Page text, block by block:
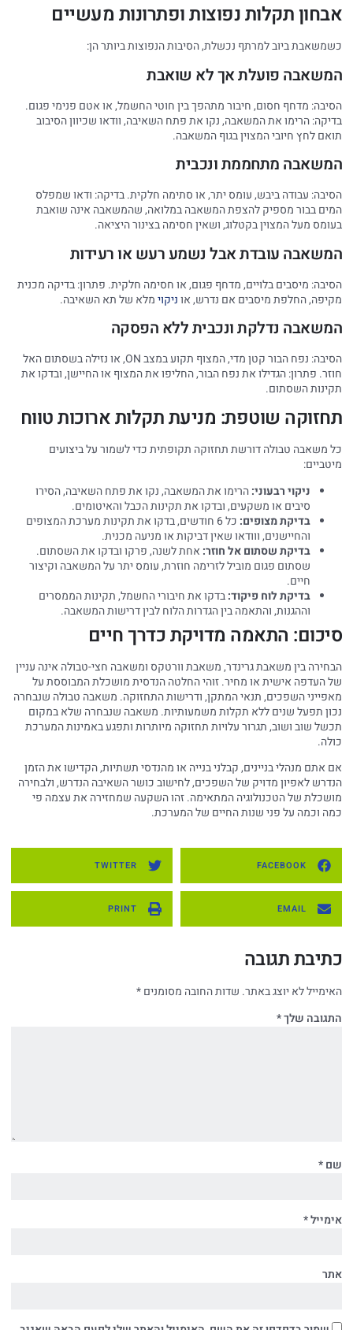
אבחון תקלות נפוצות ופתרונות מעשיים
כשמשאבת ביוב למרתף נכשלת, הסיבות הנפוצות ביותר הן:
המשאבה פועלת אך לא שואבת
הסיבה: מדחף חסום, חיבור מתהפך בין חוטי החשמל, או אטם פנימי פגום.
בדיקה: הרימו את המשאבה, נקו את פתח השאיבה, וודאו שכיוון הסיבוב
תואם לחץ חיובי המצוין בגוף המשאבה.
המשאבה מתחממת ונכבית
הסיבה: עבודה ביבש, עומס יתר, או סתימה חלקית. בדיקה: ודאו שמפלס
המים בבור מספיק להצפת המשאבה במלואה, שהמשאבה אינה שואבת
בעומס מעל המצוין בקטלוג, ושאין חסימה בצינור היציאה.
המשאבה עובדת אבל נשמע רעש או רעידות
הסיבה: מיסבים בלויים, מדחף פגום, או חסימה חלקית. פתרון: בדיקה מכנית
מקיפה, החלפת מיסבים אם נדרש, אוניקוימלא של תא השאיבה.
המשאבה נדלקת ונכבית ללא הפסקה
הסיבה: נפח הבור קטן מדי, המצוף תקוע במצב ON, או נזילה בשסתום האל
חוזר. פתרון: הגדילו את נפח הבור, החליפו את המצוף או החיישן, ובדקו את
תקינות השסתום.
תחזוקה שוטפת: מניעת תקלות ארוכות טווח
כל משאבה טבולה דורשת תחזוקה תקופתית כדי לשמור על ביצועים
מיטביים:
ניקוי רבעוני:הרימו את המשאבה, נקו את פתח השאיבה, הסירו
סיבים או משקעים, ובדקו את תקינות הכבל והאיטומים.
בדיקת מצופים:
כל 6 חודשים, בדקו את תקינות מערכת המצופים
והחיישנים, ווודאו שאין דביקות או מניעה מכנית.
בדיקת שסתום אל חוזר: אחת לשנה, פרקו ובדקו את השסתום.
שסתום פגום מוביל לזרימה חוזרת, עומס יתר על המשאבה וקיצור
חיים.
בדיקת לוח פיקוד:בדקו את חיבורי החשמל, תקינות הממסרים
וההגנות, והתאמה בין הגדרות הלוח לבין דרישות המשאבה.
סיכום: התאמה מדויקת כדרך חיים
הבחירה בין משאבת גרינדר, משאבת וורטקס ומשאבה חצי-טבולה אינה עניין
של העדפה אישית או מחיר. זוהי החלטה הנדסית מושכלת המבוססת על
מאפייני השפכים, תנאי המתקן, ודרישות התחזוקה. משאבה טבולה שנבחרה
נכון תפעל שנים ללא תקלות משמעותיות. משאבה שנבחרה שלא במקום
תכשל שוב ושוב, תגרור עלויות תחזוקה מיותרות ותפגע באמינות המערכת
כולה.
אם אתם מנהלי בניינים, קבלני בנייה או מהנדסי תשתיות, הקדישו את הזמן
הנדרש לאפיון מדויק של השפכים, לחישוב כושר השאיבה הנדרש, ולבחירה
מושכלת של הטכנולוגיה המתאימה. זהו השקעה שמחזירה את עצמה פי
כמה וכמה על פני שנות החיים של המערכת.
FACEBOOK
TWITTER
EMAIL
PRINT
כתיבת תגובה
האימייל לא יוצג באתר. שדות החובה מסומנים*
התגובה שלך*
שם*
אימייל*
אתר